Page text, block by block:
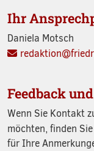
Ihr
Daniela Motsch
Feedback
Wenn Sie Kontakt
möchten, finden
für Ihre